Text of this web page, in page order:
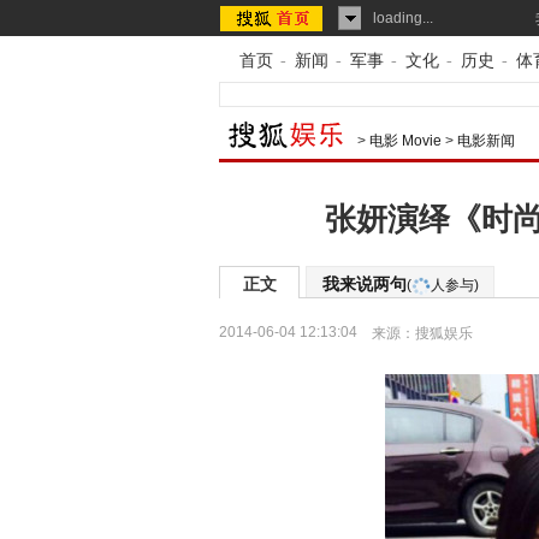
loading...
首页 - 新闻 - 军事 - 文化 - 历史 - 体
> 电影 Movie > 电影新闻
张妍演绎《时
正文 我来说两句( 人参与)
2014-06-04 12:13:04 来源： 搜狐娱乐